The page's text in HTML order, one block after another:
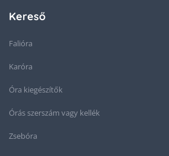
Kereső
Falióra
Karóra
Óra kiegészítők
Órás szerszám vagy kellék
Zsebóra